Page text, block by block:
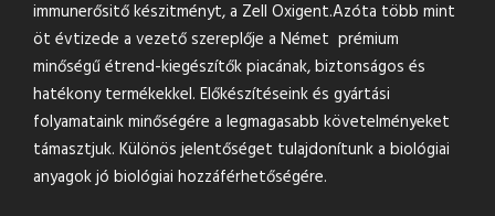
immunerősitő készitményt, a Zell Oxigent.Azóta több mint
öt évtizede a vezető szereplője a Német prémium
minőségű étrend-kiegészítők piacának, biztonságos és
hatékony termékekkel. Előkészítéseink és gyártási
folyamataink minőségére a legmagasabb követelményeket
támasztjuk. Különös jelentőséget tulajdonítunk a biológiai
anyagok jó biológiai hozzáférhetőségére.